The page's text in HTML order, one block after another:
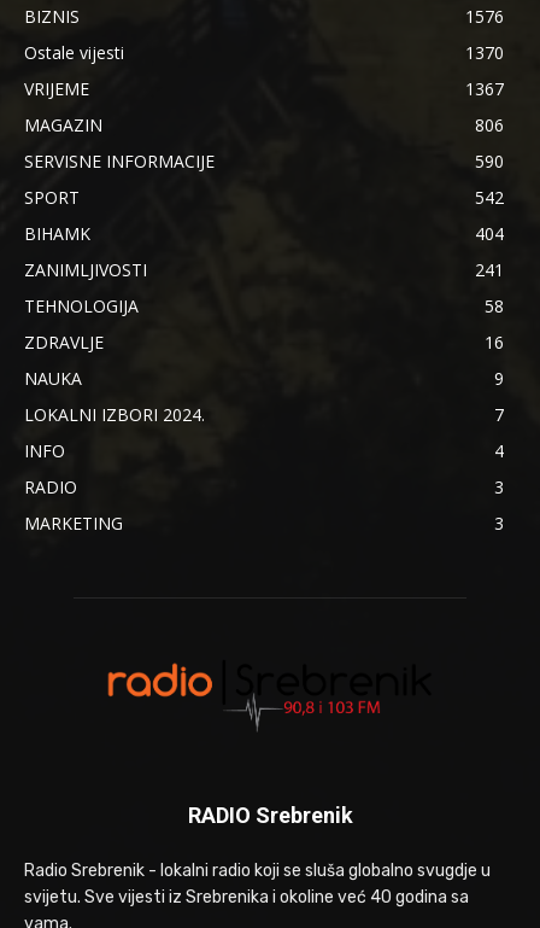
BIZNIS
1576
Ostale vijesti
1370
VRIJEME
1367
MAGAZIN
806
SERVISNE INFORMACIJE
590
SPORT
542
BIHAMK
404
ZANIMLJIVOSTI
241
TEHNOLOGIJA
58
ZDRAVLJE
16
NAUKA
9
LOKALNI IZBORI 2024.
7
INFO
4
RADIO
3
MARKETING
3
RADIO Srebrenik
Radio Srebrenik - lokalni radio koji se sluša globalno svugdje u
svijetu. Sve vijesti iz Srebrenika i okoline već 40 godina sa